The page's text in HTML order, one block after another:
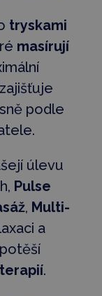
tryskami
masírují
zajišťuje
podle
úlevu
Pulse
, Multi-
a
.